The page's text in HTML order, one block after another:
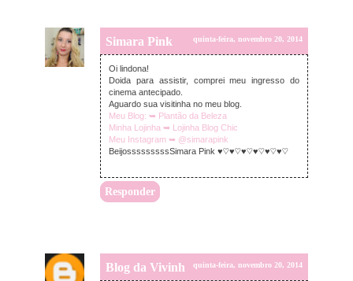
Simara Pink quinta-feira, novembro 20, 2014
Oi lindona!
Doida para assistir, comprei meu ingresso do
cinema antecipado.
Aguardo sua visitinha no meu blog.
Meu Blog: ➥ Plantão da Beleza
Minha Lojinha ➥ Lojinha Blog Chic
Meu Instagram ➥ @simarapink
BeijosssssssssSimara Pink ♥♡♥♡♥♡♥♡♥♡♥♡
Responder
Blog da Vivinh quinta-feira, novembro 20, 2014